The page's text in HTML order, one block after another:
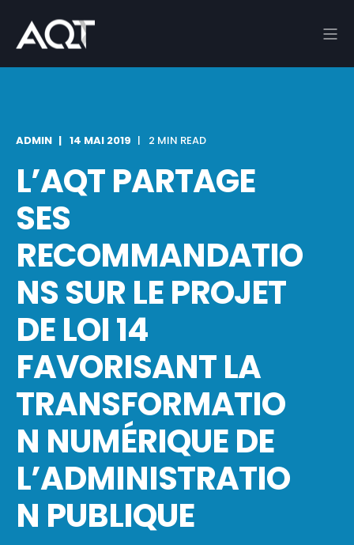
ADMIN 14 MAI 2019 2 MIN READ
L’AQT PARTAGE
SES
RECOMMANDATIO
NS SUR LE PROJET
DE LOI 14
FAVORISANT LA
TRANSFORMATIO
N NUMÉRIQUE DE
L’ADMINISTRATIO
N PUBLIQUE